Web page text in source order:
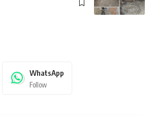
WhatsApp
Follow